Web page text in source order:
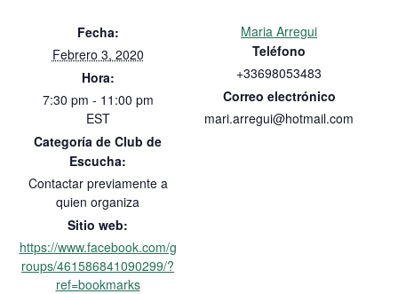
Fecha:
Febrero 3, 2020
Hora:
7:30 pm - 11:00 pm
EST
Categoría de Club de
Escucha:
Contactar previamente a
quien organiza
Sitio web:
https://www.facebook.com/g
roups/461586841090299/?
ref=bookmarks
Maria Arregui
Teléfono
+33698053483
Correo electrónico
mari.arregui@hotmail.com